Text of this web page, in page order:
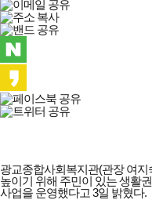
광교종합사회복지관(관장 여
높이기 위해 주민이 있는 생활
사업을 운영했다고 3일 밝혔다.